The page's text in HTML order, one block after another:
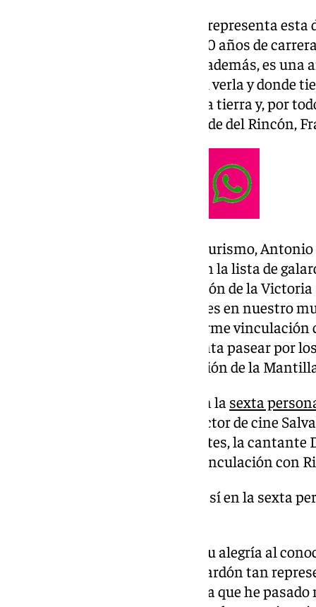
«Pastora Soler aúna todo lo que representa
destacada de su profesión, los 30 años de
éxitos, le abalan como tal. Pero además, es
, donde es habitual verla y donde
una gran abanderada de nuestra tierra y, por
esta distinción», explicó el alcalde del Rincón,
En este sentido, el concejal de Turismo,
«Pastora Soler tenía que estar en la lista de
Plata porque sus lazos con Rincón de la
ha actuado en diversas ocasiones en nuestro
personales, pues tiene una enorme
por su familia o porque le encanta pasear por
incluso pregonera de la Exaltación de la
Pastora Soler se convierte así en la sexta
tras el actor Salva Reina, el director de cine
presentadora Remedios Cervantes, la
Puyol. Todos con una enorme vinculación con
Pastora Soler se convierte así en la sexta
Por su parte, la artista mostró su alegría al
orgullo y felicidad recibir un galardón tan
de una tierra a la que adoro, en la que he